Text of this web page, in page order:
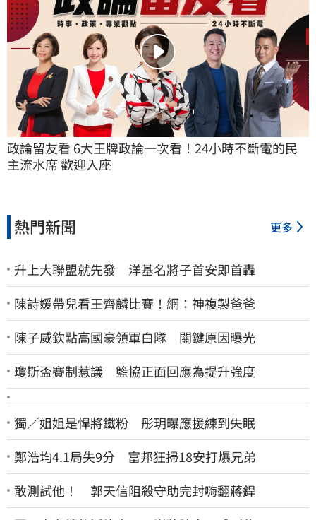
政論留友看 6大王牌政論一次看！24小時不斷電的民
主流水席 歡迎入座
熱門新聞 更多
升上大聯盟就先發 洋基名將子首安即首轟
陳詩媛帶兒看王齊麟比賽！網：神複製爸爸
陳子威欽點高國豪領軍白隊 關鍵原因曝光
瓊斯盃賽制惹議 籃協正面回應為提升強度
獨／姐姐是悍將鐵粉 彤玥曝應援練到失眠
鄭浩均4.1局失9分 富邦狂掃18安打爆兄弟
敢測試他！ 郭天信阻殺守助完封嗨翻蔣銲